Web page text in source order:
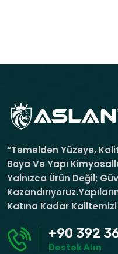
“Temelden Yüzeye,
Boya Ve Yapı
Yalnızca Ürün Değil;
Katına Kadar
+90 392
Destek Alın